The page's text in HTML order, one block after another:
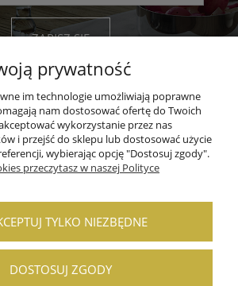
ZAPISZ SIĘ
POMOC
I DOSTAWA
INFORMACJE
prywatność
im technologie umożliwiają poprawne
nam dostosować ofertę do Twoich
wykorzystanie przez nas
i przejść do sklepu lub dostosować użycie
wybierając opcję "Dostosuj zgody".
przeczytasz w naszej Polityce
TYLKO NIEZBĘDNE
DOSTOSUJ ZGODY